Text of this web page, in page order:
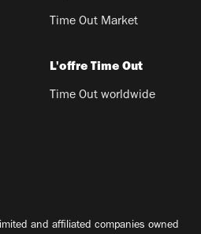
Time Out Market
L'offre Time Out
Time Out worldwide
and affiliated companies owned